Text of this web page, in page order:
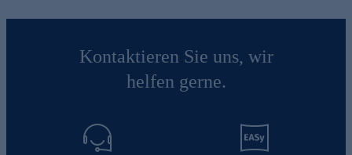
Kontaktieren Sie uns, wir
helfen gerne.